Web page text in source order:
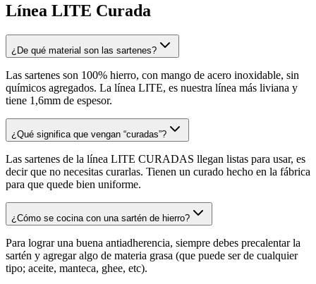
Línea LITE Curada
¿De qué material son las sartenes?
Las sartenes son 100% hierro, con mango de acero inoxidable, sin
químicos agregados. La línea LITE, es nuestra línea más liviana y
tiene 1,6mm de espesor.
¿Qué significa que vengan “curadas”?
Las sartenes de la línea LITE CURADAS llegan listas para usar, es
decir que no necesitas curarlas. Tienen un curado hecho en la fábrica
para que quede bien uniforme.
¿Cómo se cocina con una sartén de hierro?
Para lograr una buena antiadherencia, siempre debes precalentar la
sartén y agregar algo de materia grasa (que puede ser de cualquier
tipo; aceite, manteca, ghee, etc).